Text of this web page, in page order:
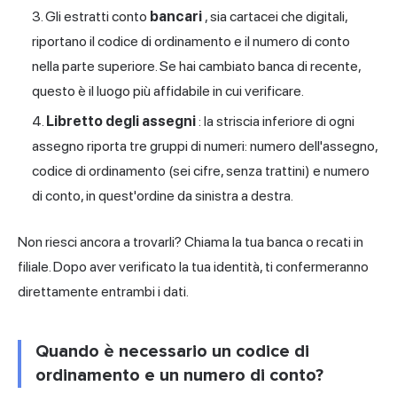
Gli estratti conto bancari , sia cartacei che digitali,
riportano il codice di ordinamento e il numero di conto
nella parte superiore. Se hai cambiato banca di recente,
questo è il luogo più affidabile in cui verificare.
Libretto degli assegni: la striscia inferiore di ogni
assegno riporta tre gruppi di numeri: numero dell'assegno,
codice di ordinamento (sei cifre, senza trattini) e numero
di conto, in quest'ordine da sinistra a destra.
Non riesci ancora a trovarli? Chiama la tua banca o recati in
filiale. Dopo aver verificato la tua identità, ti confermeranno
direttamente entrambi i dati.
Quando è necessario un codice di
ordinamento e un numero di conto?